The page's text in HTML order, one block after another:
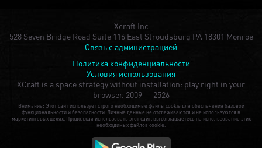
Xcraft Inc
528 Seven Bridge Road Suite 116 East Stroudsburg PA 18301 Monroe
Связь с администрацией
Политика конфиденциальности
Условия использования
XCraft is a space strategy without installation: play right in your
browser. 2009 — 2526
Внимание: Этот сайт использует строго необходимые файлы cookie для обеспечения базовой
функциональности и безопасности. Личные данные не отслеживаются и не используются в
маркетинговых целях. Продолжая использовать этот сайт, вы соглашаетесь на использование этих
необходимых файлов cookie.